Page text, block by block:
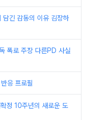
담긴 감동의 이유 김장하
폭로 주장 다른PD 사실
응 프로필
정 10주년의 새로운 도